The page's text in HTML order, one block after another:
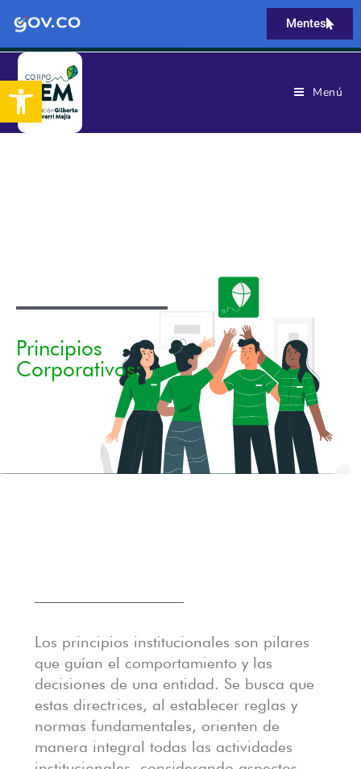
Abrir barra de herramientas
Mentes
Menú
Principios
Corporativos:
Los principios institucionales son pilares
que guían el comportamiento y las
decisiones de una entidad. Se busca que
estas directrices, al establecer reglas y
normas fundamentales, orienten de
manera integral todas las actividades